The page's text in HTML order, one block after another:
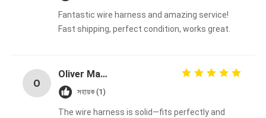
Fantastic wire harness and amazing service!
Fast shipping, perfect condition, works great.
O
Oliver Martinez
সহায়ক (1)
The wire harness is solid—fits perfectly and